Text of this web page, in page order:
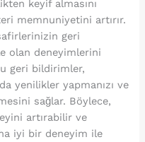
keyif almasını
memnuniyetini artırır.
geri
olan deneyimlerini
geri bildirimler,
yenilikler yapmanızı ve
sağlar. Böylece,
artırabilir ve
iyi bir deneyim ile